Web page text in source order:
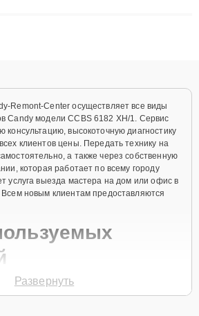
Remont-Center осуществляет все виды
Candy модели CCBS 6182 XH/1. Сервис
консультацию, высокоточную диагностику
клиентов цены. Передать технику на
а также через собственную
которая работает по всему городу
услуга выезда мастера на дом или офис в
новым клиентам предоставляются
модели CCBS 6182 XH/1 предлагаются
Развернуть